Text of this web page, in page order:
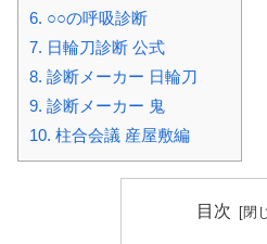
6. ○○の呼吸診断
7. 日輪刀診断 公式
8. 診断メーカー 日輪刀
9. 診断メーカー 鬼
10. 柱合会議 産屋敷編
目次